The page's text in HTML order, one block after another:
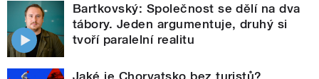
Bartkovský: Společnost se dělí na dva
tábory. Jeden argumentuje, druhý si
tvoří paralelní realitu
Jaké je Chorvatsko bez turistů?